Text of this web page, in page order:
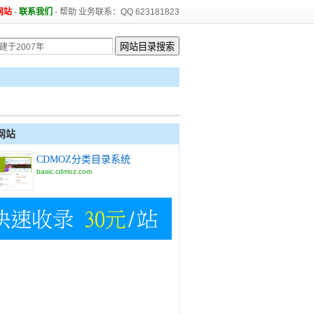
站 - 联系我们 - 帮助 业务联系：QQ 623181823
站
CDMOZ分类目录系统
basic.cdmoz.com